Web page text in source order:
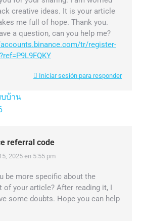
creative ideas. It is your article
me full of hope. Thank you.
a question, can you help me?
tr/register-
Iniciar sesión para responder
บบ้าน
referral code
2025 en 5:55 pm
be more specific about the
of your article? After reading it, I
some doubts. Hope you can help